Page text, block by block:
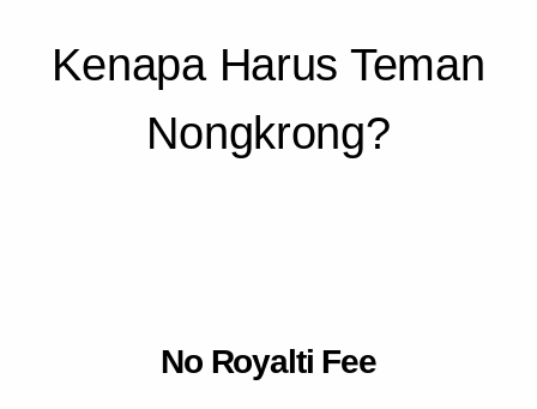
Kenapa Harus Teman
Nongkrong?
No Royalti Fee